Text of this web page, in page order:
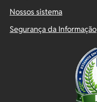
Nossos sistema
Segurança da Informação